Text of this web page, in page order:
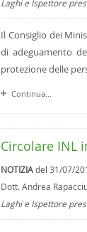
Laghi e Ispettore
Il Consiglio dei
di adeguamento
protezione delle
Continua...
Circolare INL
NOTIZIAdel 31/07/
Dott. Andrea
Laghi e Ispettore